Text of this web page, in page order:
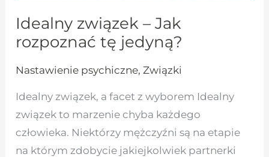
Idealny związek – Jak
rozpoznać tę jedyną?
Nastawienie psychiczne, Związki
Idealny związek, a facet z wyborem Idealny
związek to marzenie chyba każdego
człowieka. Niektórzy mężczyźni są na etapie
na którym zdobycie jakiejkolwiek partnerki